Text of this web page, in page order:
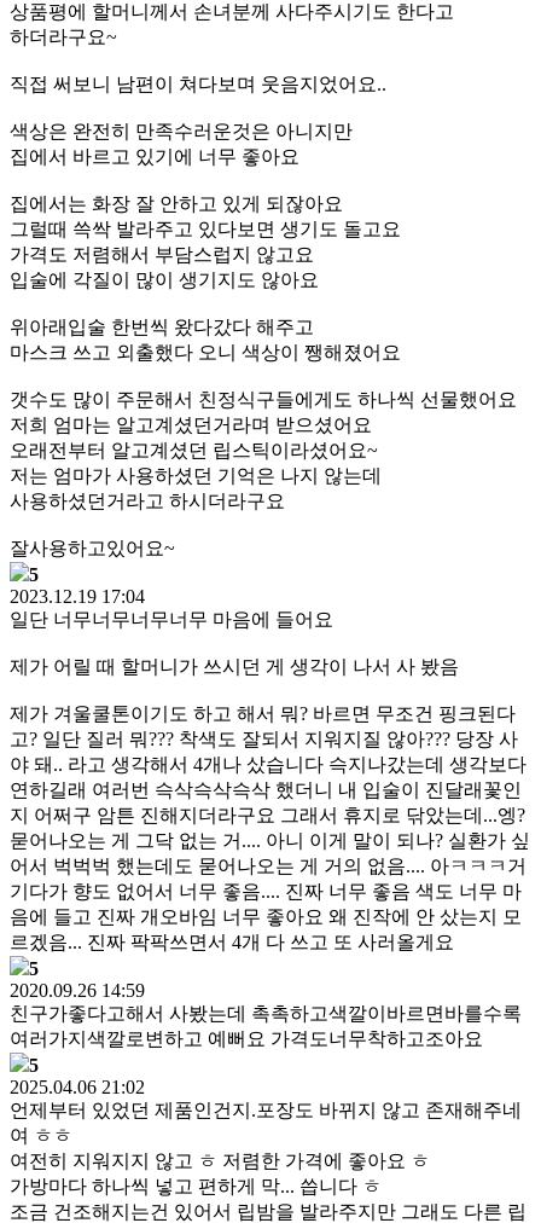
상품평에 할머니께서 손녀분께 사다주시기도 한다고
하더라구요~
직접 써보니 남편이 쳐다보며 웃음지었어요..
색상은 완전히 만족수러운것은 아니지만
집에서 바르고 있기에 너무 좋아요
집에서는 화장 잘 안하고 있게 되잖아요
그럴때 쓱싹 발라주고 있다보면 생기도 돌고요
가격도 저렴해서 부담스럽지 않고요
입술에 각질이 많이 생기지도 않아요
위아래입술 한번씩 왔다갔다 해주고
마스크 쓰고 외출했다 오니 색상이 쨍해졌어요
갯수도 많이 주문해서 친정식구들에게도 하나씩 선물했어요
저희 엄마는 알고계셨던거라며 받으셨어요
오래전부터 알고계셨던 립스틱이라셨어요~
저는 엄마가 사용하셨던 기억은 나지 않는데
사용하셨던거라고 하시더라구요
잘사용하고있어요~
5
2023.12.19 17:04
일단 너무너무너무너무 마음에 들어요
제가 어릴 때 할머니가 쓰시던 게 생각이 나서 사 봤음
제가 겨울쿨톤이기도 하고 해서 뭐? 바르면 무조건 핑크된다
고? 일단 질러 뭐??? 착색도 잘되서 지워지질 않아??? 당장 사
야 돼.. 라고 생각해서 4개나 샀습니다 슥지나갔는데 생각보다
연하길래 여러번 슥삭슥삭슥삭 했더니 내 입술이 진달래꽃인
지 어쩌구 암튼 진해지더라구요 그래서 휴지로 닦았는데...엥?
묻어나오는 게 그닥 없는 거.... 아니 이게 말이 되나? 실환가 싶
어서 벅벅벅 했는데도 묻어나오는 게 거의 없음.... 아ㅋㅋㅋ거
기다가 향도 없어서 너무 좋음.... 진짜 너무 좋음 색도 너무 마
음에 들고 진짜 개오바임 너무 좋아요 왜 진작에 안 샀는지 모
르겠음... 진짜 팍팍쓰면서 4개 다 쓰고 또 사러올게요
5
2020.09.26 14:59
친구가좋다고해서 사봤는데 촉촉하고색깔이바르면바를수록
여러가지색깔로변하고 예뻐요 가격도너무착하고조아요
5
2025.04.06 21:02
언제부터 있었던 제품인건지.포장도 바뀌지 않고 존재해주네
여 ㅎㅎ
여전히 지워지지 않고 ㅎ 저렴한 가격에 좋아요 ㅎ
가방마다 하나씩 넣고 편하게 막... 씁니다 ㅎ
조금 건조해지는건 있어서 립밤을 발라주지만 그래도 다른 립